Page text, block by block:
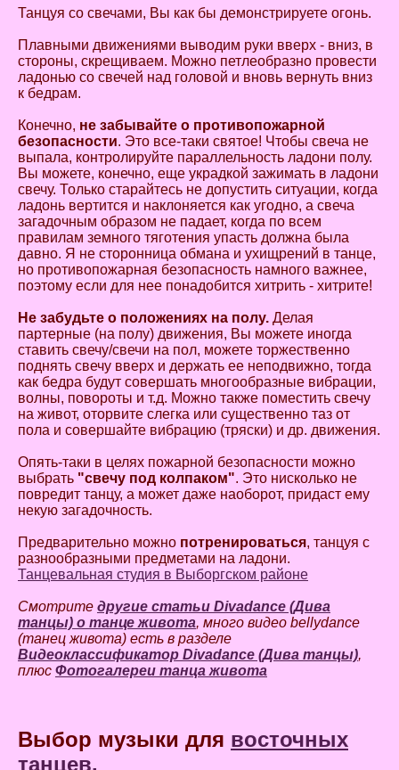
Танцуя со свечами, Вы как бы демонстрируете огонь.
Плавными движениями выводим руки вверх - вниз, в
стороны, скрещиваем. Можно петлеобразно провести
ладонью со свечей над головой и вновь вернуть вниз
к бедрам.
Конечно, не забывайте о противопожарной
безопасности. Это все-таки святое! Чтобы свеча не
выпала, контролируйте параллельность ладони полу.
Вы можете, конечно, еще украдкой зажимать в ладони
свечу. Только старайтесь не допустить ситуации, когда
ладонь вертится и наклоняется как угодно, а свеча
загадочным образом не падает, когда по всем
правилам земного тяготения упасть должна была
давно. Я не сторонница обмана и ухищрений в танце,
но противопожарная безопасность намного важнее,
поэтому если для нее понадобится хитрить - хитрите!
Не забудьте о положениях на полу. Делая
партерные (на полу) движения, Вы можете иногда
ставить свечу/свечи на пол, можете торжественно
поднять свечу вверх и держать ее неподвижно, тогда
как бедра будут совершать многообразные вибрации,
волны, повороты и т.д. Можно также поместить свечу
на живот, оторвите слегка или существенно таз от
пола и совершайте вибрацию (тряски) и др. движения.
Опять-таки в целях пожарной безопасности можно
выбрать "свечу под колпаком". Это нисколько не
повредит танцу, а может даже наоборот, придаст ему
некую загадочность.
Предварительно можно потренироваться, танцуя с
разнообразными предметами на ладони.
Танцевальная студия в Выборгском районе
Смотрите другие статьи Divadance (Дива
танцы) о танце живота, много видео bellydance
(танец живота) есть в разделе
Видеоклассификатор Divadance (Дива танцы),
плюс Фотогалереи танца живота
Выбор музыки для восточных
танцев.